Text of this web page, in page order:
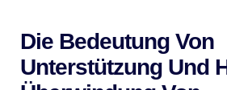
Die Bedeutung Von
Unterstützung Und